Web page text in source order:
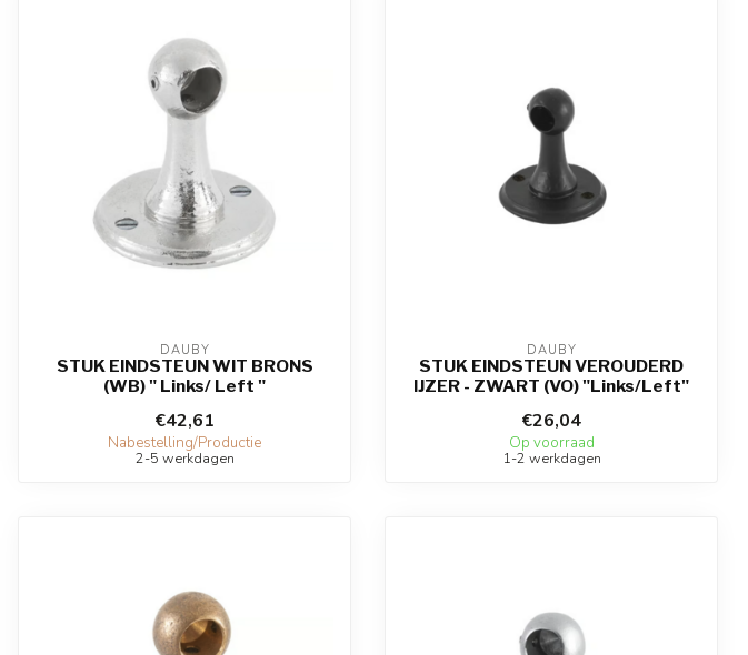
DAUBY
STUK EINDSTEUN WIT BRONS
(WB) " Links/ Left "
€42,61
Nabestelling/Productie
2-5 werkdagen
DAUBY
STUK EINDSTEUN VEROUDERD
IJZER - ZWART (VO) "Links/Left"
€26,04
Op voorraad
1-2 werkdagen